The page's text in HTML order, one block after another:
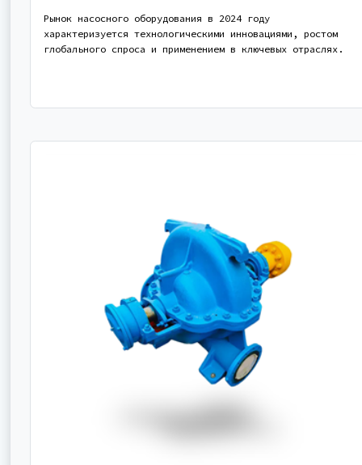
Рынок насосного оборудования в 2024 году
характеризуется технологическими инновациями, ростом
глобального спроса и применением в ключевых отраслях.